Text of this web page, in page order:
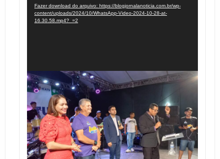
vídeo
Fazer download do arquivo: https://blogjornalanoticia.com.br/wp-
content/uploads/2024/10/WhatsApp-Video-2024-10-28-at-
16.30.58.mp4?_=2